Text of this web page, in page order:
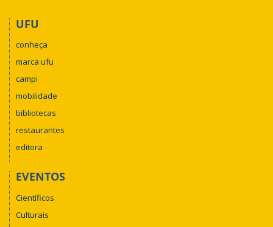
UFU
conheça
marca ufu
campi
mobilidade
bibliotecas
restaurantes
editora
EVENTOS
Científicos
Culturais